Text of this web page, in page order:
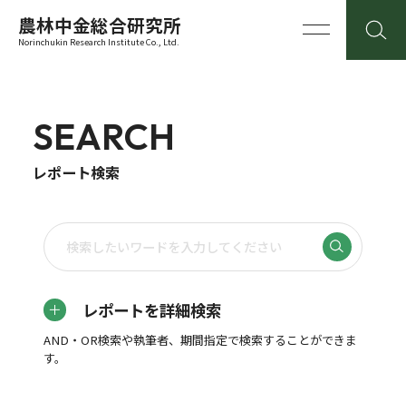
農林中金総合研究所
Norinchukin Research Institute Co., Ltd.
SEARCH
レポート検索
レポートを詳細検索
AND・OR検索や執筆者、期間指定で検索することができま
す。